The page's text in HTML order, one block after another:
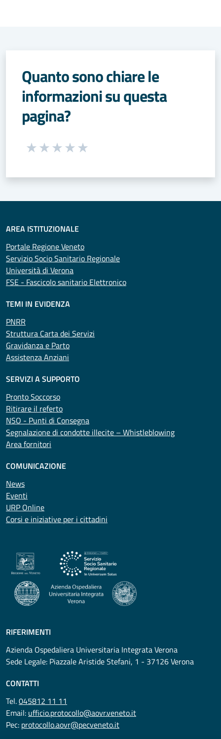
Quanto sono chiare le
informazioni su questa
pagina?
Seleziona una valutazione da 1 a 5 stelle
AREA ISTITUZIONALE
Portale Regione Veneto
Servizio Socio Sanitario Regionale
Università di Verona
FSE - Fascicolo sanitario Elettronico
TEMI IN EVIDENZA
PNRR
Struttura Carta dei Servizi
Gravidanza e Parto
Assistenza Anziani
SERVIZI A SUPPORTO
Pronto Soccorso
Ritirare il referto
NSO - Punti di Consegna
Segnalazione di condotte illecite – Whistleblowing
Area fornitori
COMUNICAZIONE
News
Eventi
URP Online
Corsi e iniziative per i cittadini
RIFERIMENTI
Azienda Ospedaliera Universitaria Integrata Verona
Sede Legale: Piazzale Aristide Stefani, 1 - 37126 Verona
CONTATTI
Tel.045812 11 11
Email: ufficio.protocollo@aovr.veneto.it
Pec: protocollo.aovr@pecveneto.it